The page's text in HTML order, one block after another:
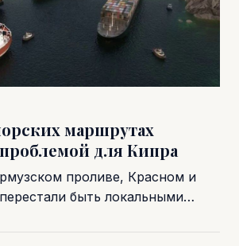
маршрутах
для Кипра
проливе, Красном и
быть локальными…